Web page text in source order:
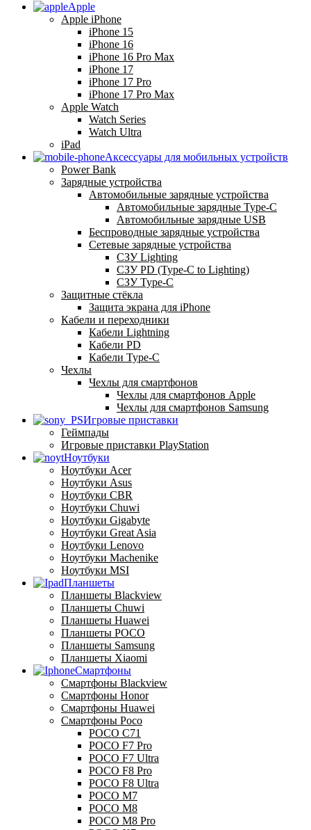
Apple
Apple iPhone
iPhone 15
iPhone 16
iPhone 16 Pro Max
iPhone 17
iPhone 17 Pro
iPhone 17 Pro Max
Apple Watch
Watch Series
Watch Ultra
iPad
Аксессуары для мобильных устройств
Power Bank
Зарядные устройства
Автомобильные зарядные устройства
Автомобильные зарядные Type-C
Автомобильные зарядные USB
Беспроводные зарядные устройства
Сетевые зарядные устройства
СЗУ Lighting
СЗУ PD (Type-C to Lighting)
СЗУ Type-C
Защитные стёкла
Защита экрана для iPhone
Кабели и переходники
Кабели Lightning
Кабели PD
Кабели Type-C
Чехлы
Чехлы для смартфонов
Чехлы для смартфонов Apple
Чехлы для смартфонов Samsung
Игровые приставки
Геймпады
Игровые приставки PlayStation
Ноутбуки
Ноутбуки Acer
Ноутбуки Asus
Ноутбуки CBR
Ноутбуки Chuwi
Ноутбуки Gigabyte
Ноутбуки Great Asia
Ноутбуки Lenovo
Ноутбуки Machenike
Ноутбуки MSI
Планшеты
Планшеты Blackview
Планшеты Chuwi
Планшеты Huawei
Планшеты POCO
Планшеты Samsung
Планшеты Xiaomi
Смартфоны
Смартфоны Blackview
Смартфоны Honor
Смартфоны Huawei
Смартфоны Poco
POCO C71
POCO F7 Pro
POCO F7 Ultra
POCO F8 Pro
POCO F8 Ultra
POCO M7
POCO M8
POCO M8 Pro